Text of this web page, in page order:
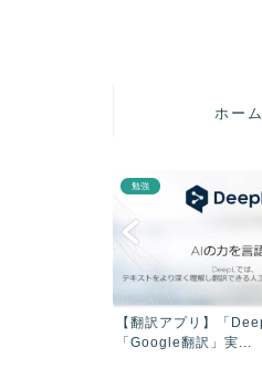
ホーム
勉強
【翻訳アプリ】「
「Google翻訳」実...